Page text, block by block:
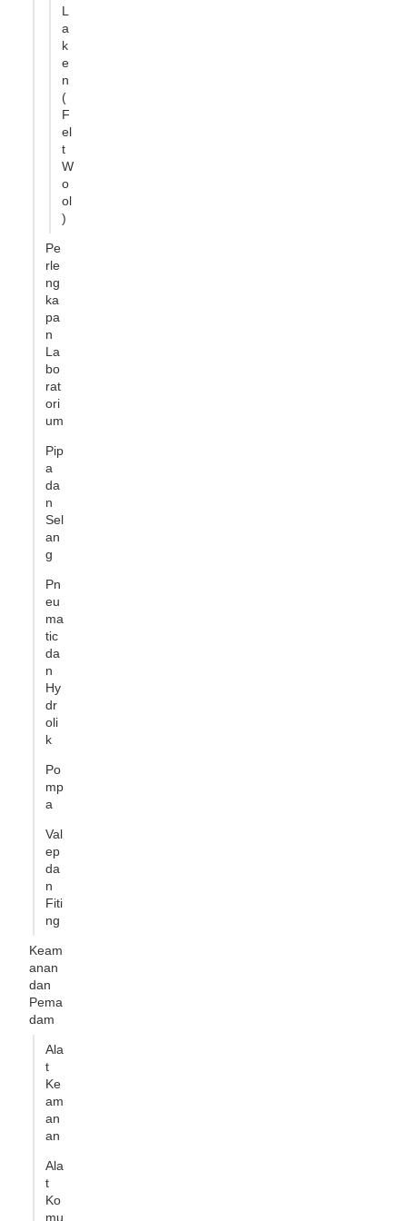
L
a
k
e
n
(
F
el
t
W
o
ol
)
Pe
rle
ng
ka
pa
n
La
bo
rat
ori
um
Pip
a
da
n
Sel
an
g
Pn
eu
ma
tic
da
n
Hy
dr
oli
k
Po
mp
a
Val
ep
da
n
Fiti
ng
Keam
anan
dan
Pema
dam
Ala
t
Ke
am
an
an
Ala
t
Ko
mu